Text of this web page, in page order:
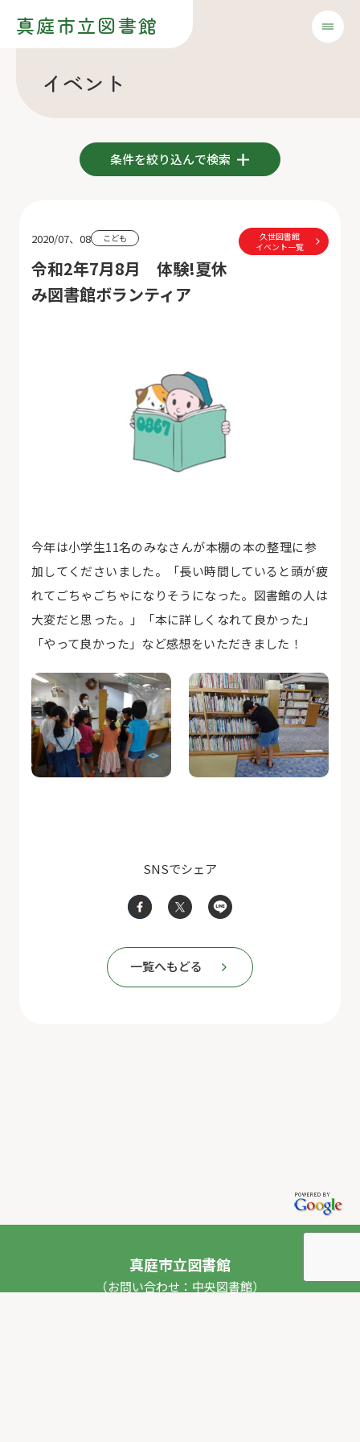
真庭市立図書館
イベント
条件を絞り込んで検索
2020/07、08 こども
令和2年7月8月 体験!夏休
み図書館ボランティア
久世図書館
イベント一覧
今年は小学生11名のみなさんが本棚の本の整理に参
加してくださいました。「長い時間していると頭が疲
れてごちゃごちゃになりそうになった。図書館の人は
大変だと思った。」「本に詳しくなれて良かった」
「やって良かった」など感想をいただきました！
SNSでシェア
一覧へもどる
真庭市立図書館
（お問い合わせ：中央図書館）